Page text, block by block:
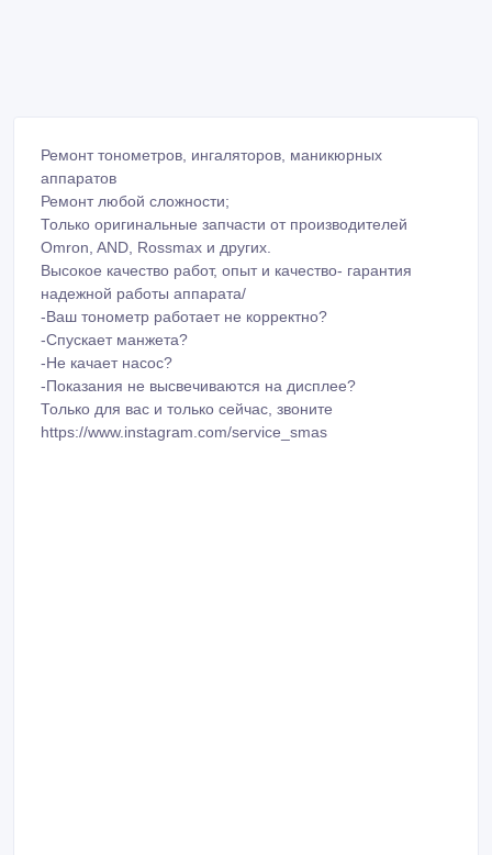
Ремонт тонометров, ингаляторов, маникюрных
аппаратов
Ремонт любой сложности;
Только оригинальные запчасти от производителей
Omron, AND, Rossmax и других.
Высокое качество работ, опыт и качество- гарантия
надежной работы аппарата/
-Ваш тонометр работает не корректно?
-Спускает манжета?
-Не качает насос?
-Показания не высвечиваются на дисплее?
Только для вас и только сейчас, звоните
https://www.instagram.com/service_smas